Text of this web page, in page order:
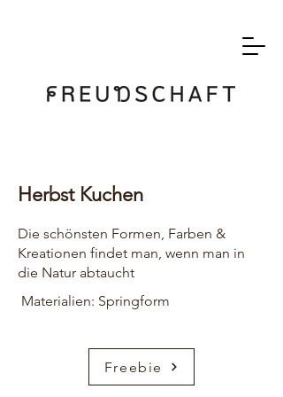
Herbst Kuchen
Die schönsten Formen, Farben &
Kreationen findet man, wenn man in
die Natur abtaucht
Materialien: Springform
Freebie